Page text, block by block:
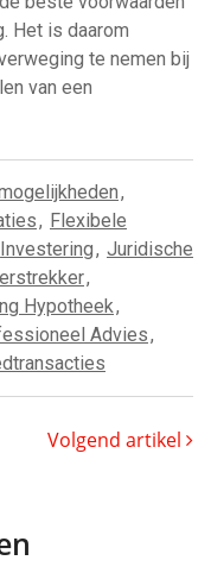
Het is daarom
te nemen bij
van een
,
, Flexibele
Investering, Juridische
,
Hypotheek,
Advies,
Volgend artikel